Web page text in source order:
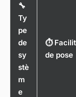
🔧
Ty
pe
de
sy
stè
m
e
⏱
de pose